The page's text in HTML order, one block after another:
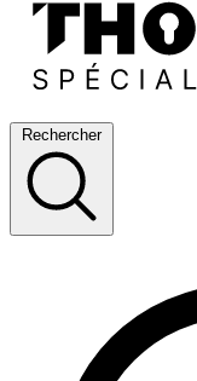
Rechercher